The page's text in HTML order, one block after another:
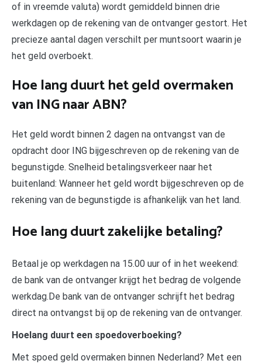
of in vreemde valuta) wordt gemiddeld binnen drie
werkdagen op de rekening van de ontvanger gestort. Het
precieze aantal dagen verschilt per muntsoort waarin je
het geld overboekt.
Hoe lang duurt het geld overmaken
van ING naar ABN?
Het geld wordt binnen 2 dagen na ontvangst van de
opdracht door ING bijgeschreven op de rekening van de
begunstigde. Snelheid betalingsverkeer naar het
buitenland: Wanneer het geld wordt bijgeschreven op de
rekening van de begunstigde is afhankelijk van het land.
Hoe lang duurt zakelijke betaling?
Betaal je op werkdagen na 15.00 uur of in het weekend:
de bank van de ontvanger krijgt het bedrag de volgende
werkdag.De bank van de ontvanger schrijft het bedrag
direct na ontvangst bij op de rekening van de ontvanger.
Hoelang duurt een spoedoverboeking?
Met spoed geld overmaken binnen Nederland? Met een